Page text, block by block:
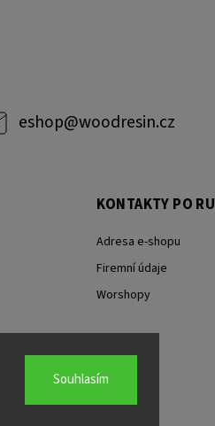
Souhlasím
eshop@woodresin.cz
KONTAKTY PO
Adresa e-shopu
Firemní údaje
Worshopy